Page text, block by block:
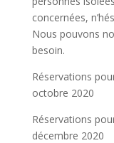
concernées,
Nous pouvons
besoin.
Réservations
octobre 2020
Réservations
décembre 2020